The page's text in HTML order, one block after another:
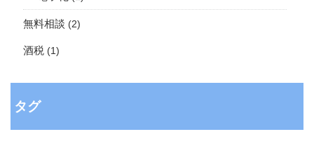
無料相談 (2)
酒税 (1)
タグ